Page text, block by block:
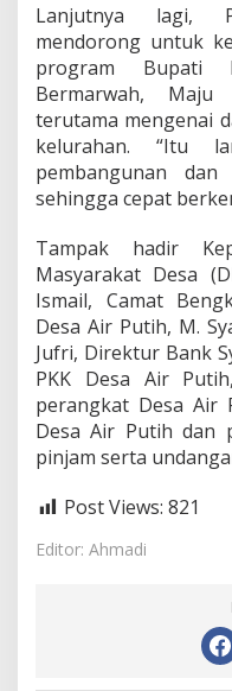
Lanjutnya lagi,
mendorong untuk
program Bupati
Bermarwah, Maju
terutama mengenai
kelurahan. “Itu
pembangunan
sehingga cepat
Tampak hadir
Masyarakat Desa
Ismail, Camat
Desa Air Putih, M.
Jufri, Direktur Bank
PKK Desa Air
perangkat Desa Air
Desa Air Putih dan
pinjam serta
Post Views: 821
Editor: Ahmadi